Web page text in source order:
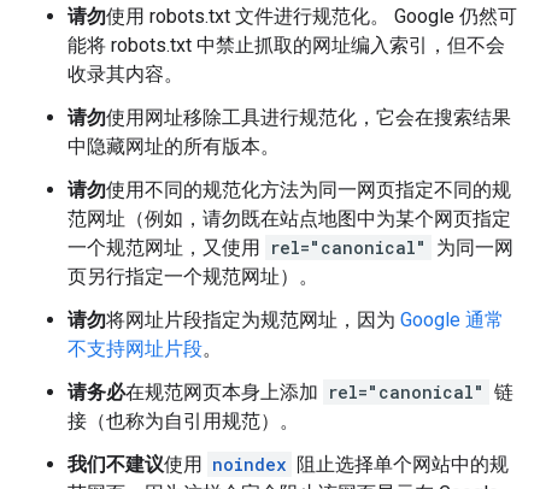
请勿使用 robots.txt 文件进行规范化。 Google 仍然可
能将 robots.txt 中禁止抓取的网址编入索引，但不会
收录其内容。
请勿使用网址移除工具进行规范化，它会在搜索结果
中隐藏网址的所有版本。
请勿使用不同的规范化方法为同一网页指定不同的规
范网址（例如，请勿既在站点地图中为某个网页指定
一个规范网址，又使用 rel="canonical"
为同一网
页另行指定一个规范网址）。
请勿将网址片段指定为规范网址，因为 Google 通常
不支持网址片段。
请务必在规范网页本身上添加 rel="canonical" 链
接（也称为自引用规范）。
我们不建议使用 noindex 阻止选择单个网站中的规